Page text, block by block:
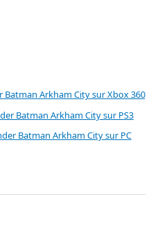
Batman Arkham City sur Xbox 360
Batman Arkham City sur PS3
Batman Arkham City sur PC